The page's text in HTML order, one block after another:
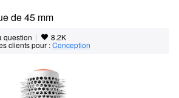
de 45 mm
question | 8.2K
clients pour :Conception